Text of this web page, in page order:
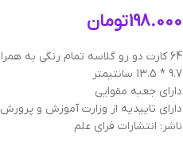
198.000تومان
64 کارت دو رو گلاسه تمام رنگی به همراه روش های تدریس قابل اجرا در کلاس و خانه
9.7 * 13.5 سانتیمتر
دارای جعبه مقوایی
دارای تاییدیه از وزارت آموزش و پرورش
ناشر: انتشارات فرای علم